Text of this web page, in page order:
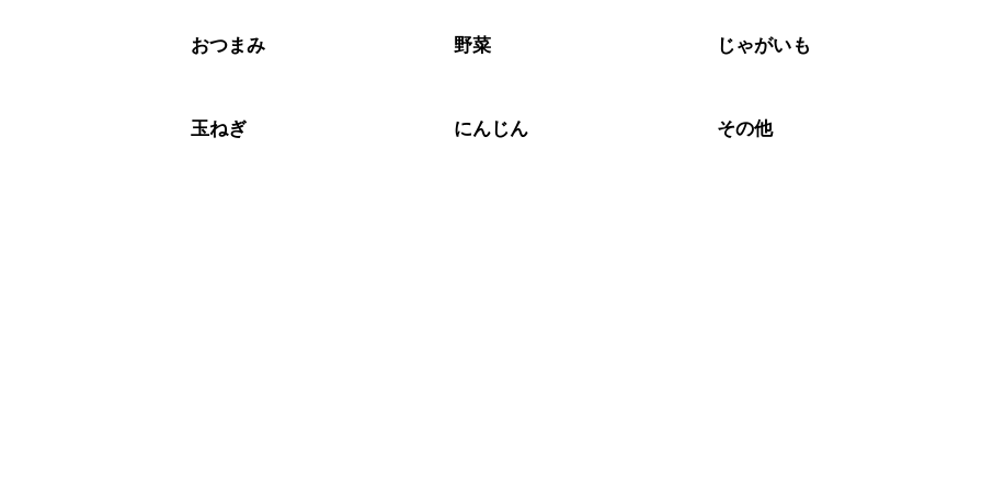
おつまみ 野菜 じゃがいも
玉ねぎ にんじん その他